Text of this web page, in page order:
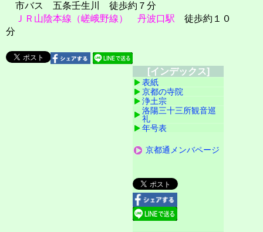
市バス 五条壬生川 徒歩約７分
ＪＲ山陰本線（嵯峨野線）
丹波口駅 徒歩約１０
分
[インデックス]
表紙
京都の寺院
浄土宗
洛陽三十三所観音巡
礼
年号表
京都通メンバページ